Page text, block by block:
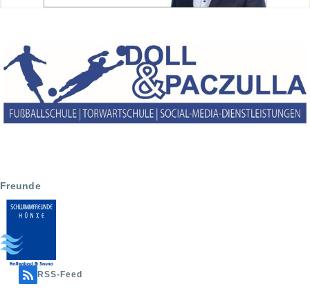
Freunde
RSS-Feed